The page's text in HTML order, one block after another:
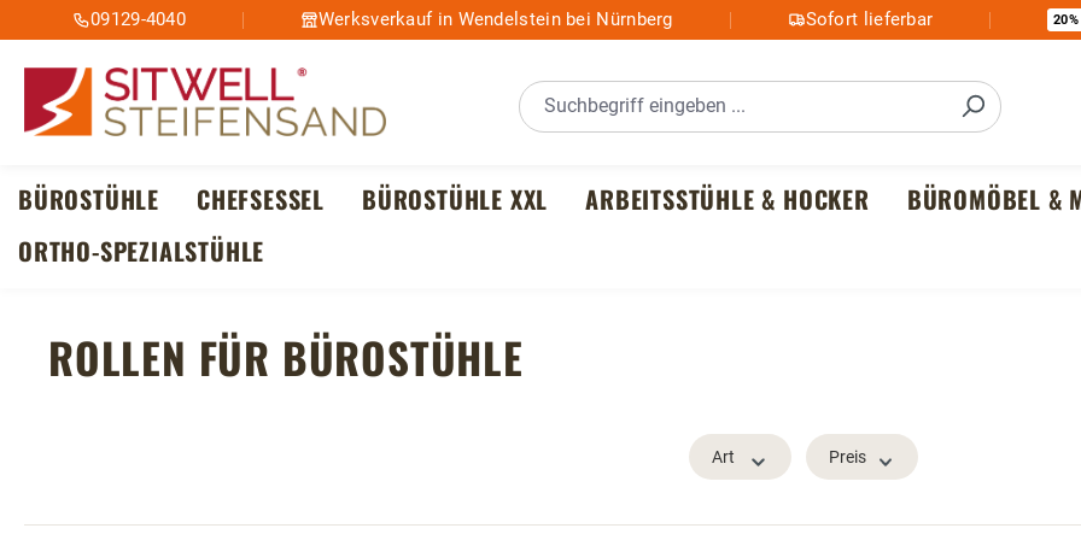
Hauptinhalt springen
Zur Suche springen
Zur Hauptnavigation springen
09129-4040 Werksverkauf in Wendelstein bei Nürnberg Sofort lieferbar 20%
BÜROSTÜHLE CHEFSESSEL BÜROSTÜHLE XXL ARBEITSSTÜHLE & HOCKER BÜROMÖBEL &
ORTHO-SPEZIALSTÜHLE
ROLLEN FÜR BÜROSTÜHLE
Art Preis